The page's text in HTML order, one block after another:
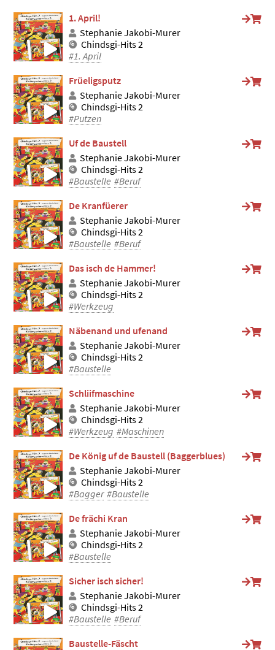
1. April!
Stephanie Jakobi-Murer
Chindsgi-Hits 2
#1. April
Früeligsputz
Stephanie Jakobi-Murer
Chindsgi-Hits 2
#Putzen
Uf de Baustell
Stephanie Jakobi-Murer
Chindsgi-Hits 2
#Baustelle #Beruf
De Kranfüerer
Stephanie Jakobi-Murer
Chindsgi-Hits 2
#Baustelle #Beruf
Das isch de Hammer!
Stephanie Jakobi-Murer
Chindsgi-Hits 2
#Werkzeug
Näbenand und ufenand
Stephanie Jakobi-Murer
Chindsgi-Hits 2
#Baustelle
Schliifmaschine
Stephanie Jakobi-Murer
Chindsgi-Hits 2
#Werkzeug #Maschinen
De König uf de Baustell (Baggerblues)
Stephanie Jakobi-Murer
Chindsgi-Hits 2
#Bagger #Baustelle
De frächi Kran
Stephanie Jakobi-Murer
Chindsgi-Hits 2
#Baustelle
Sicher isch sicher!
Stephanie Jakobi-Murer
Chindsgi-Hits 2
#Baustelle #Beruf
Baustelle-Fäscht